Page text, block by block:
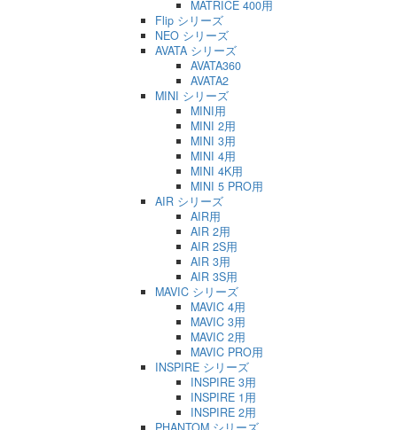
MATRICE 400用
Flip シリーズ
NEO シリーズ
AVATA シリーズ
AVATA360
AVATA2
MINI シリーズ
MINI用
MINI 2用
MINI 3用
MINI 4用
MINI 4K用
MINI 5 PRO用
AIR シリーズ
AIR用
AIR 2用
AIR 2S用
AIR 3用
AIR 3S用
MAVIC シリーズ
MAVIC 4用
MAVIC 3用
MAVIC 2用
MAVIC PRO用
INSPIRE シリーズ
INSPIRE 3用
INSPIRE 1用
INSPIRE 2用